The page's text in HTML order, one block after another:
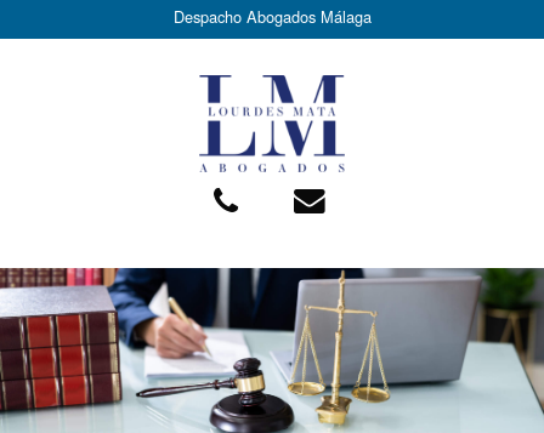
Despacho Abogados Málaga